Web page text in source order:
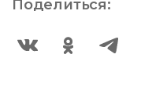
Поделиться: